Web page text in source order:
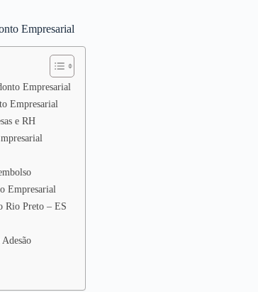
Empresarial
Empresarial
Empresarial
e RH
Empresarial
Rio Preto – ES